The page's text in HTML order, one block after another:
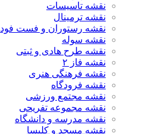
نقشه تاسیسات
نقشه ترمینال
نقشه رستوران و فست فود
نقشه سوله
نقشه طرح هادی و ثبتی
نقشه فاز ۲
نقشه فرهنگی هنری
نقشه فرودگاه
نقشه مجتمع ورزشی
نقشه مجموعه تفریحی
نقشه مدرسه و دانشگاه
نقشه مسجد و کلیسا